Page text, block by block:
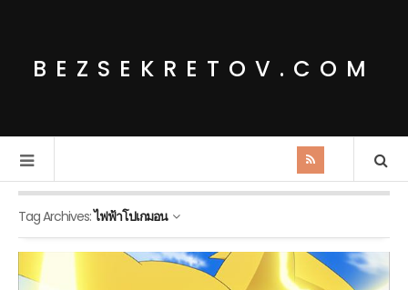
BEZSEKRETOV.COM
Tag Archives:ไฟฟ้าโปเกมอน